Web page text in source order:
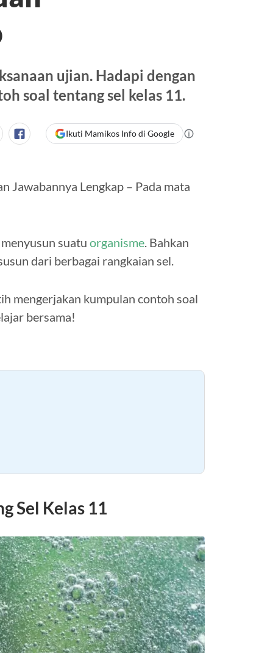
ujian. Hadapi dengan
soal tentang sel kelas 11.
Ikuti Mamikos Info di Google
Jawabannya Lengkap – Pada mata
suatu organisme . Bahkan
dari berbagai rangkaian sel.
mengerjakan kumpulan contoh soal
bersama!
Sel Kelas 11